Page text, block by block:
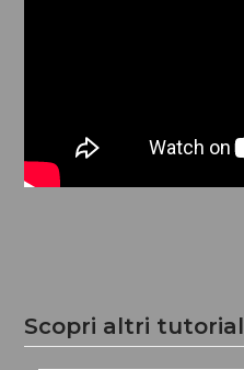
Scopri altri tutorial